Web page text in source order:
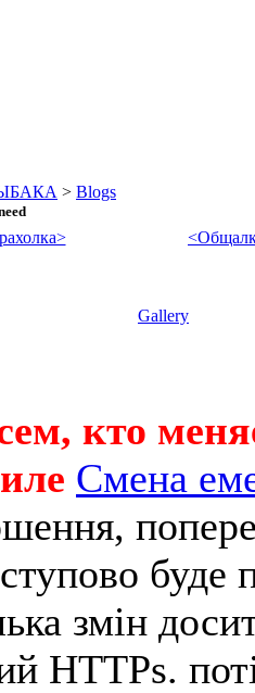
> Blogs
Gallery
кто
Смена
буде
змін
HTTPs.